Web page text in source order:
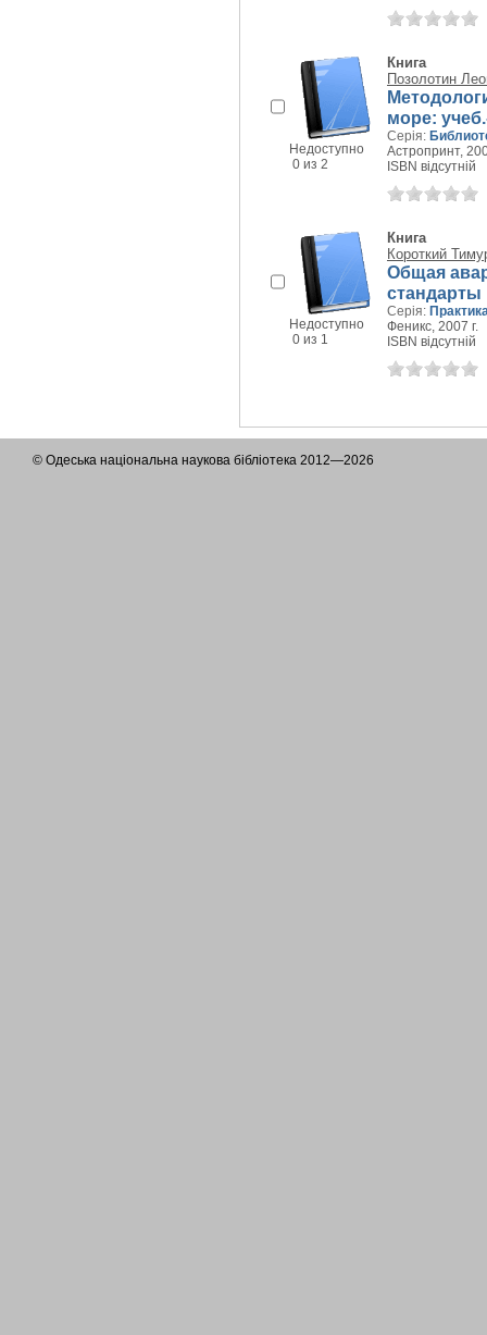
Недоступно
0 из 2
Книга
Позолотин
море:
Серія:
Астропринт,
ISBN відсутній
Недоступно
0 из 1
Книга
Короткий
Общая
стандарты
Серія:
Феникс, 2007 г.
ISBN відсутній
© Одеська національна наукова бібліотека 2012—2026